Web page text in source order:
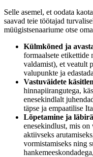
Selle asemel, et oodata
saavad teie töötajad
müügistsenaariume otse
Külmkõned ja
formaalsete etikettide
valdamist), et veatult
valupunkte ja
Vastuväidete
hinnapiirangutega,
enesekindlalt
täpse ja empaatilise
Lõpetamine ja
enesekindlust, mis
aktiivseks
vormistamiseks ning